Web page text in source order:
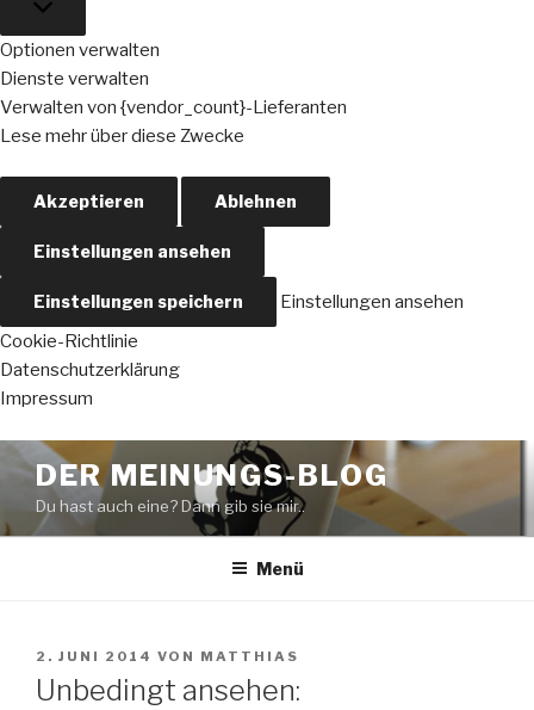
Optionen verwalten
Dienste verwalten
Verwalten von {vendor_count}-Lieferanten
Lese mehr über diese Zwecke
Akzeptieren Ablehnen
Einstellungen ansehen
Einstellungen speichern
Einstellungen ansehen
Cookie-Richtlinie
Datenschutzerklärung
Impressum
Zum
Inhalt
springen
DER MEINUNGS-BLOG
Du hast auch eine? Dann gib sie mir..
Menü
VERÖFFENTLICHT
AM
2. JUNI 2014 VON MATTHIAS
Unbedingt ansehen: